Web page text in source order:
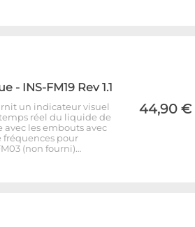
- INS-FM19 Rev 1.1
un indicateur visuel
réel du liquide de
les embouts avec
fréquences pour
(non fourni)…
44,90 €